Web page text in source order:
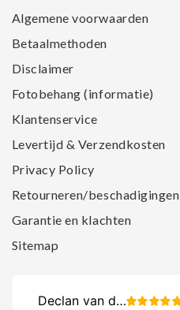
Algemene voorwaarden
Betaalmethoden
Disclaimer
Fotobehang (informatie)
Klantenservice
Levertijd & Verzendkosten
Privacy Policy
Retourneren/beschadigingen
Garantie en klachten
Sitemap